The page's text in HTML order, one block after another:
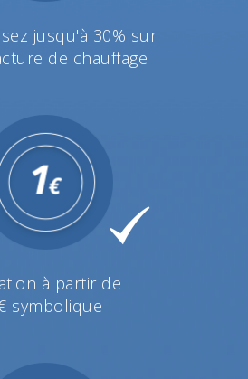
jusqu'à 30% sur
de chauffage
à partir de
symbolique